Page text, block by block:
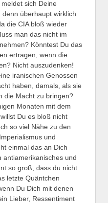
sich Deine
überhaupt wirklich
die CIA bloß wieder
man das nicht im
Könntest Du das
ertragen, wenn die
Nicht auszudenken!
iranischen Genossen
haben, damals, als sie
die Macht zu bringen?
Monaten mit dem
Du es bloß nicht
so viel Nähe zu den
und
einmal das an Dich
antiamerikanisches und
so groß, dass du nicht
letzte Quäntchen
Du Dich mit denen
Lieber, Ressentiment